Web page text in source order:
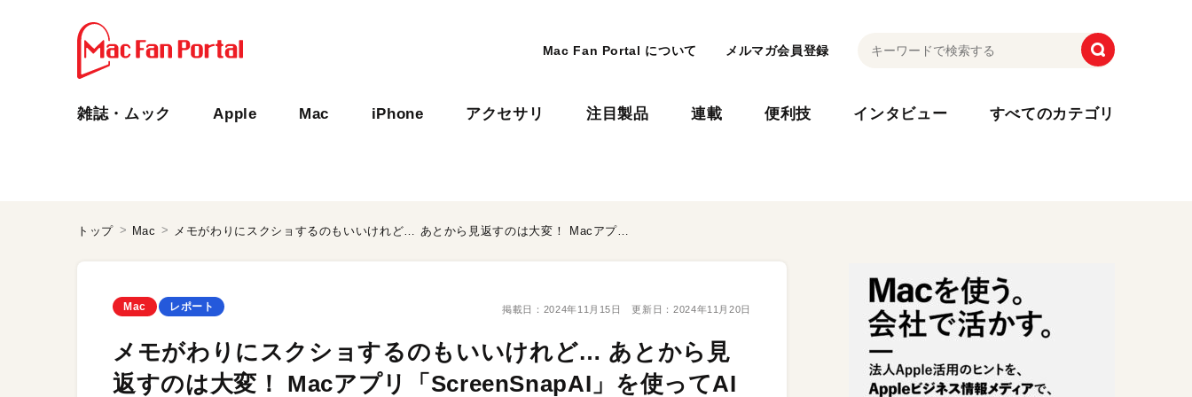
Mac Fan Portal について メルマガ会員登録
雑誌・ムック Apple Mac iPhone アクセサリ 注目製品 連載 便利技 インタビュー すべてのカテゴリ
トップ Mac メモがわりにスクショするのもいいけれど… あとから見返すのは大変！ Macアプリ「ScreenSnapAI」を使ってAIに情報を抽出＆整理してもらおう
Mac レポート 掲載日： 2024年11月15日 更新日： 2024年11月20日
メモがわりにスクショするのもいいけれど… あとから見
返すのは大変！ Macアプリ「ScreenSnapAI」を使ってAI